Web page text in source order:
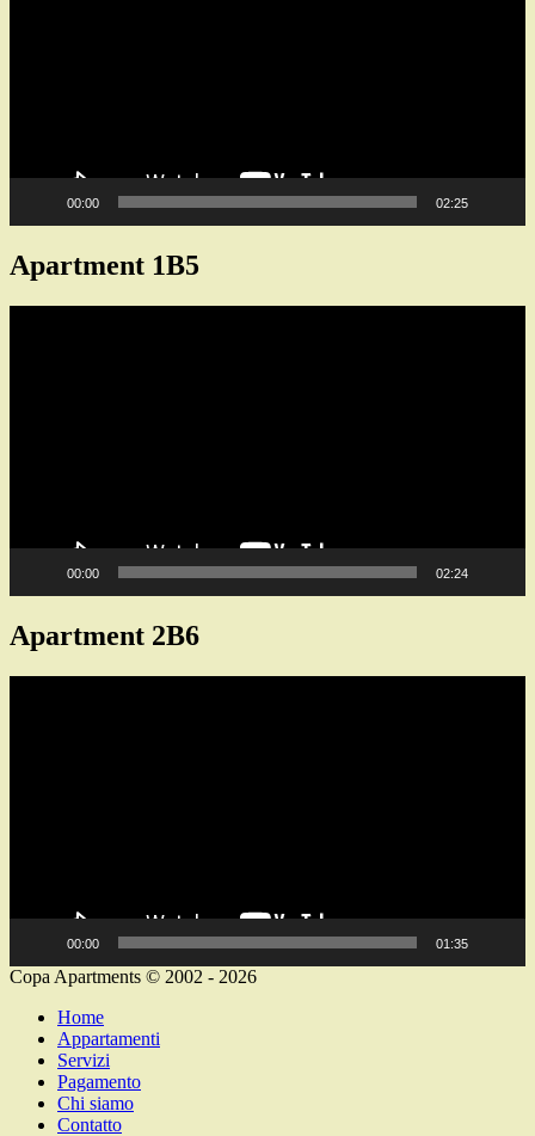
00:00 02:25
Apartment 1B5
00:00 02:24
Apartment 2B6
00:00 01:35
Copa Apartments © 2002 - 2026
Home
Appartamenti
Servizi
Pagamento
Chi siamo
Contatto